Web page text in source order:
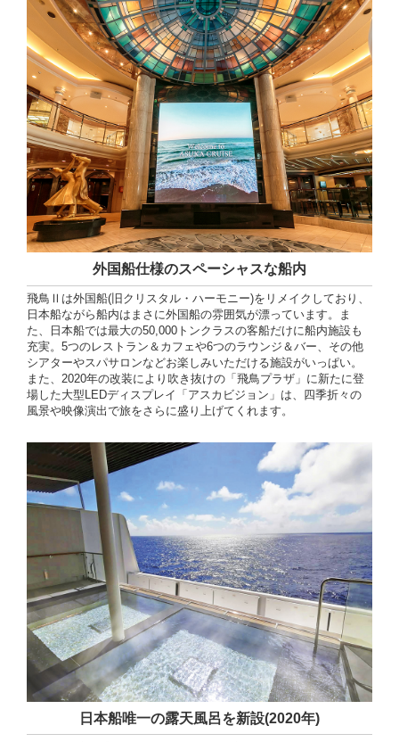
外国船仕様のスペーシャスな船内
飛鳥Ⅱは外国船(旧クリスタル・ハーモニー)をリメイクしており、
日本船ながら船内はまさに外国船の雰囲気が漂っています。ま
た、日本船では最大の50,000トンクラスの客船だけに船内施設も
充実。5つのレストラン＆カフェや6つのラウンジ＆バー、その他
シアターやスパサロンなどお楽しみいただける施設がいっぱい。
また、2020年の改装により吹き抜けの「飛鳥プラザ」に新たに登
場した大型LEDディスプレイ「アスカビジョン」は、四季折々の
風景や映像演出で旅をさらに盛り上げてくれます。
日本船唯一の露天風呂を新設(2020年)